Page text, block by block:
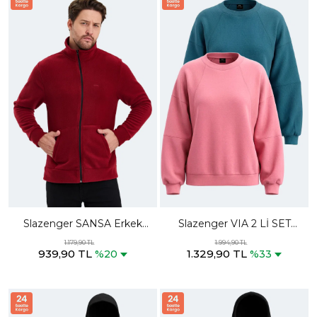
Slazenger SANSA Erkek
Fermuarlı Dik Yaka Cepli
Bordo Polar
1.179,90 TL
939,90 TL %20
Slazenger VIA 2 Lİ SET
Kadın Oversıze Petrol - Gül
Sweatshırt
1.994,90 TL
1.329,90 TL %33